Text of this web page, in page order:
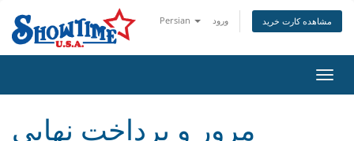
Persian ورود مشاهده کارت خرید
تغییر
مرور و پرداخت نهایی